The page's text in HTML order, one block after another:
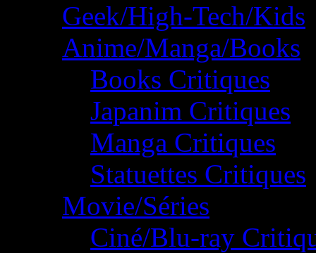
Geek/High-Tech/Kids
Anime/Manga/Books
Books Critiques
Japanim Critiques
Manga Critiques
Statuettes Critiques
Movie/Séries
Ciné/Blu-ray